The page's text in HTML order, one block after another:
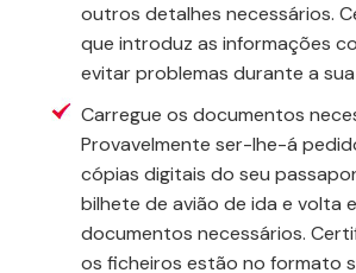
outros detalhes necessários.
que introduz as informações
evitar problemas durante a sua
Carregue os documentos
Provavelmente ser-lhe-á
cópias digitais do seu
bilhete de avião de ida e volta
documentos necessários.
os ficheiros estão no formato